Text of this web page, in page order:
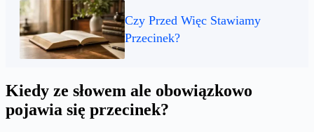
Czy Przed Więc Stawiamy
Przecinek?
Kiedy ze słowem ale obowiązkowo
pojawia się przecinek?